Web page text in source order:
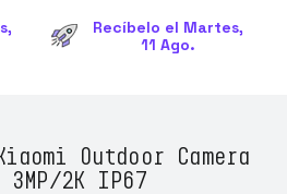
Recíbelo el Martes,
11 Ago.
Outdoor Camera
3MP/2K IP67